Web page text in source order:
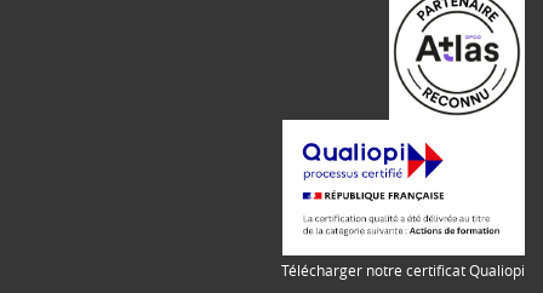
Télécharger notre certificat Qualiopi